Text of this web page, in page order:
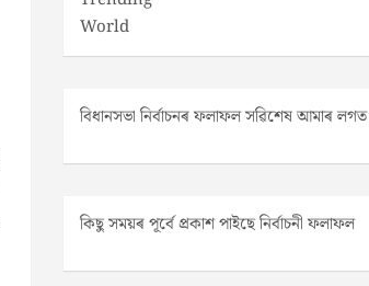
World
বিধানসভা নিৰ্বাচনৰ ফলাফল সৱিশেষ আমাৰ লগত
কিছু সময়ৰ পূৰ্বে প্ৰকাশ পাইছে নিৰ্বাচনী ফলাফল